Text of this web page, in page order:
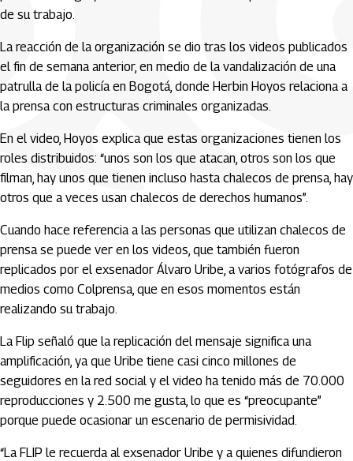
de su trabajo.
La reacción de la organización se dio tras los videos publicados
el fin de semana anterior, en medio de la vandalización de una
patrulla de la policía en Bogotá, donde Herbin Hoyos relaciona a
la prensa con estructuras criminales organizadas.
En el video, Hoyos explica que estas organizaciones tienen los
roles distribuidos: “unos son los que atacan, otros son los que
filman, hay unos que tienen incluso hasta chalecos de prensa, hay
otros que a veces usan chalecos de derechos humanos”.
Cuando hace referencia a las personas que utilizan chalecos de
prensa se puede ver en los videos, que también fueron
replicados por el exsenador Álvaro Uribe, a varios fotógrafos de
medios como Colprensa, que en esos momentos están
realizando su trabajo.
La Flip señaló que la replicación del mensaje significa una
amplificación, ya que Uribe tiene casi cinco millones de
seguidores en la red social y el video ha tenido más de 70.000
reproducciones y 2.500 me gusta, lo que es “preocupante”
porque puede ocasionar un escenario de permisividad.
“La FLIP le recuerda al exsenador Uribe y a quienes difundieron